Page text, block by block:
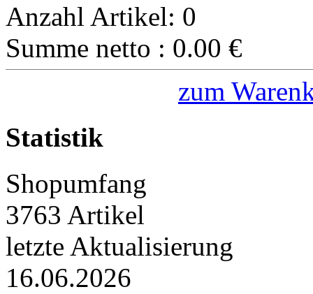
Anzahl Artikel: 0
Summe netto : 0.00 €
zum
Statistik
Shopumfang
3763 Artikel
letzte Aktualisierung
16.06.2026